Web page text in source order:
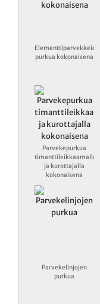
Elementtiparvekkeiden
purkua kokonaisena
Parvekepurkua
timanttileikkaamalla
ja kurottajalla
kokonaisena
Parvekelinjojen
purkua